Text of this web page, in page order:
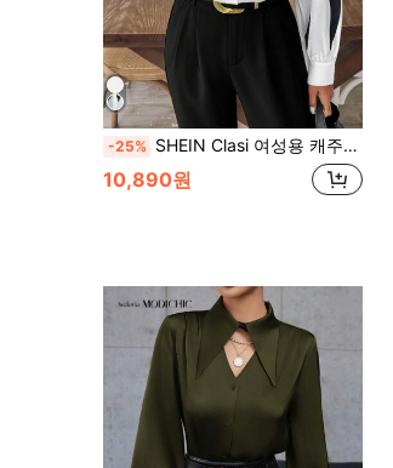
-25% SHEIN Clasi 여성용 캐주얼 컬러 대비 프린트 셔츠, 출퇴근에 적합
10,890원